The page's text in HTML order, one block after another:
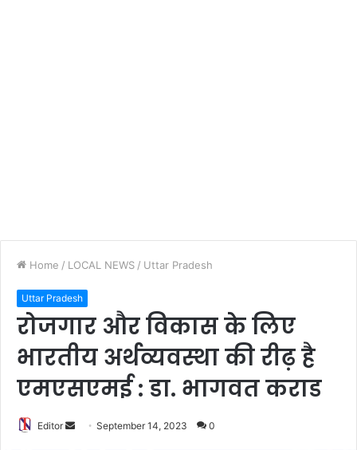
Home / LOCAL NEWS / Uttar Pradesh
Uttar Pradesh
रोजगार और विकास के लिए
भारतीय अर्थव्यवस्था की रीढ़ है
एमएसएमई : डा. भागवत कराड
Editor September 14, 2023 0